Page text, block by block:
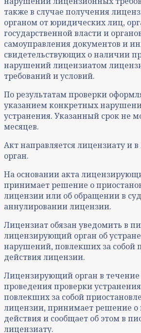
также в случае получения
органом от юридических лиц,
государственной власти и
самоуправления документов и
свидетельствующих о наличии
нарушений лицензиатом
требований и условий.
По результатам проверки
указанием конкретных
устранения. Указанный срок не
месяцев.
Акт направляется лицензиату и
орган.
На основании акта
принимает решение о
лицензии или об обращении в
аннулировании лицензии.
Лицензиат обязан уведомить в
лицензирующий орган об
нарушений, повлекших за собой
действия лицензии.
Лицензирующий орган в течение
проведения проверки
повлекших за собой
лицензии, принимает решение о
действия и сообщает об этом в
лицензиату.